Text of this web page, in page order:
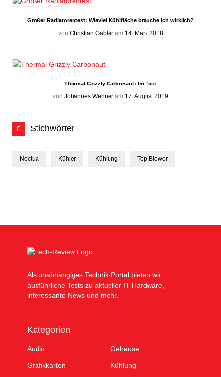
Großer Radiatorentest: Wieviel Kühlfläche brauche ich wirklich?
von Christian Gäbleram 14. März 2018
Thermal Grizzly Carbonaut: Im Test
von Johannes Wehner am 17. August 2019
Stichwörter
Noctua Kühler Kühlung Top-Blower
Als unabhängiges Technik-Portal bieten wir
ausführliche Tests zu aktueller IT-Hardware,
interessante News und mehr.
Kategorien
Audio Gehäuse
Grafikkarten Kühlung